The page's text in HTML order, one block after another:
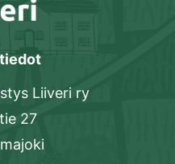
Liiveri ry
27